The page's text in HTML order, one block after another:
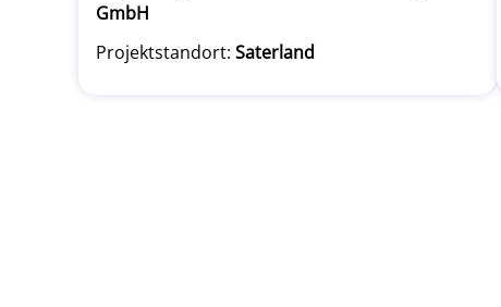
GmbH
Projektstandort: Saterland